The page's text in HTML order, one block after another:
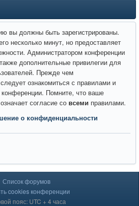
вы должны быть зарегистрированы.
несколько минут, но предоставляет
Администратором конференции
дополнительные привилегии для
Прежде чем
ознакомиться с правилами и
Помните, что ваше
согласие со всеми правилами.
о конфиденциальности
Список форумов
cookies конференции
пояс: UTC + 4 часа